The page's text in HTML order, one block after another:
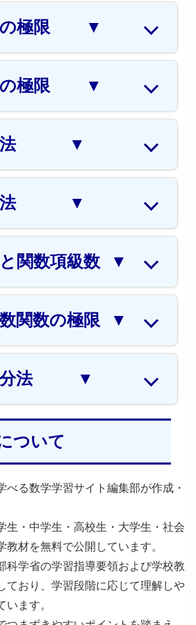
極限 ▼
極限 ▼
▼
▼
関数項級数 ▼
関数の極限 ▼
法 ▼
ついて
べる数学学習サイト編集部が作成・
生・中学生・高校生・大学生・社会
教材を無料で公開しています。
科学省の学習指導要領および学校教
ており、学習段階に応じて理解しや
います。